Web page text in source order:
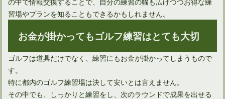
習場やプランを知ることもできるかもしれません。
お金が掛かってもゴルフ練習はとても大切
ゴルフは道具だけでなく、練習にもお金が掛かってしまうもので
す。
特に都内のゴルフ練習場は決して安いとは言えません。
その中でも、しっかりと練習をし、次のラウンドで成果を出せる